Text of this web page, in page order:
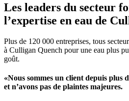
Les leaders du secteur
l’expertise en eau de
Plus de 120 000 entreprises, tous
à Culligan Quench pour une eau plus
goût.
«Nous sommes un client depuis plus
et n’avons pas de plaintes majeures.